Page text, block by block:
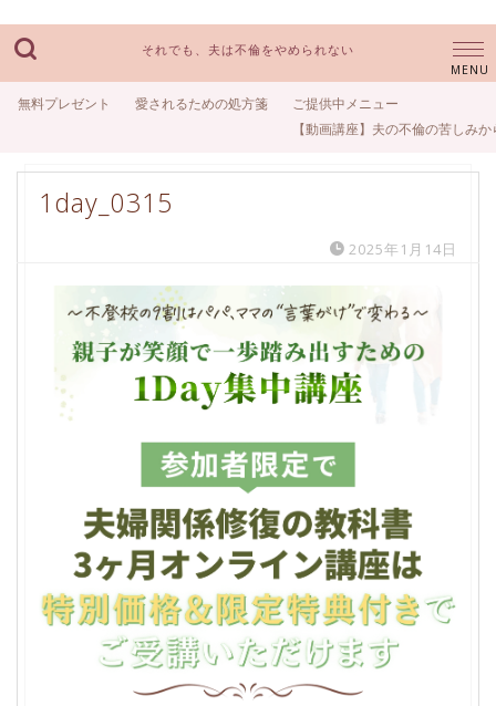
それでも、夫は不倫をやめられない
無料プレゼント 愛されるための処方箋
ご提供中メニュー
【動画講座】夫の不倫の苦しみ
1day_0315
2025年1月14日